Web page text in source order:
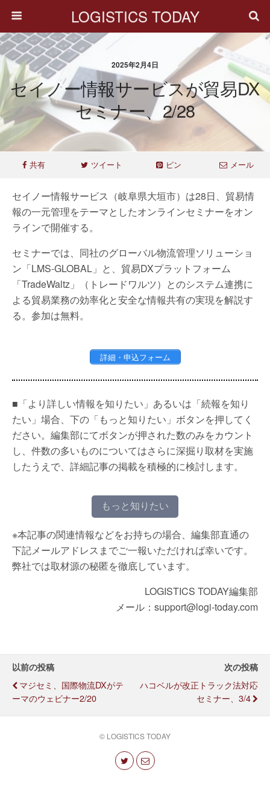
LOGISTICS TODAY
2025年2月4日
セイノー情報サービスが貿易DX
セミナー、2/28
共有 ツイート ピン メール
セイノー情報サービス（岐阜県大垣市）は28日、貿易情
報の一元管理をテーマとしたオンラインセミナーをオン
ラインで開催する。
セミナーでは、同社のグローバル物流管理ソリューショ
ン「LMS-GLOBAL」と、貿易DXプラットフォーム
「TradeWaltz」（トレードワルツ）とのシステム連携に
よる貿易業務の効率化と安全な情報共有の実現を解説す
る。参加は無料。
詳細・申込フォーム
■「より詳しい情報を知りたい」あるいは「続報を知り
たい」場合、下の「もっと知りたい」ボタンを押してく
ださい。編集部にてボタンが押された数のみをカウント
し、件数の多いものについてはさらに深掘り取材を実施
したうえで、詳細記事の掲載を積極的に検討します。
もっと知りたい
※本記事の関連情報などをお持ちの場合、編集部直通の
下記メールアドレスまでご一報いただければ幸いです。
弊社では取材源の秘匿を徹底しています。
LOGISTICS TODAY編集部
メール：support@logi-today.com
以前の投稿
マジセミ、国際物流DXがテ
ーマのウェビナー2/20
次の投稿
ハコベルが改正トラック法対応
セミナー、3/4
© LOGISTICS TODAY